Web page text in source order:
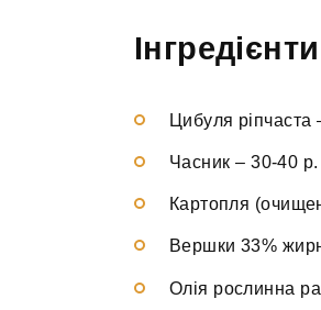
Цибуля ріпчаста
Часник –30-40 р.
Картопля
Вершки 33%
Олія рослинна